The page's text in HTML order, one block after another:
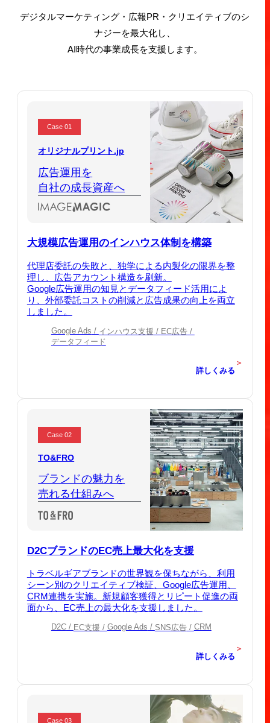
デジタルマーケティング・広報PR・クリエイティブのシ
ナジーを最大化し、
AI時代の事業成長を支援します。
Case 01
オリジナルプリント.jp
広告運用を
自社の成長資産へ
大規模広告運用のインハウス体制を構築
代理店委託の失敗と、独学による内製化の限界を整
理し、広告アカウント構造を刷新。
Google広告運用の知見とデータフィード活用によ
り、外部委託コストの削減と広告成果の向上を両立
しました。
Google Ads インハウス支援
EC広告
データフィード
詳しくみる
＞
Case 02
TO&FRO
ブランドの魅力を
売れる仕組みへ
D2CブランドのEC売上最大化を支援
トラベルギアブランドの世界観を保ちながら、利用
シーン別のクリエイティブ検証、Google広告運用、
CRM連携を実施。新規顧客獲得とリピート促進の両
面から、EC売上の最大化を支援しました。
D2C EC支援 Google Ads SNS広告 CRM
詳しくみる
＞
Case 03